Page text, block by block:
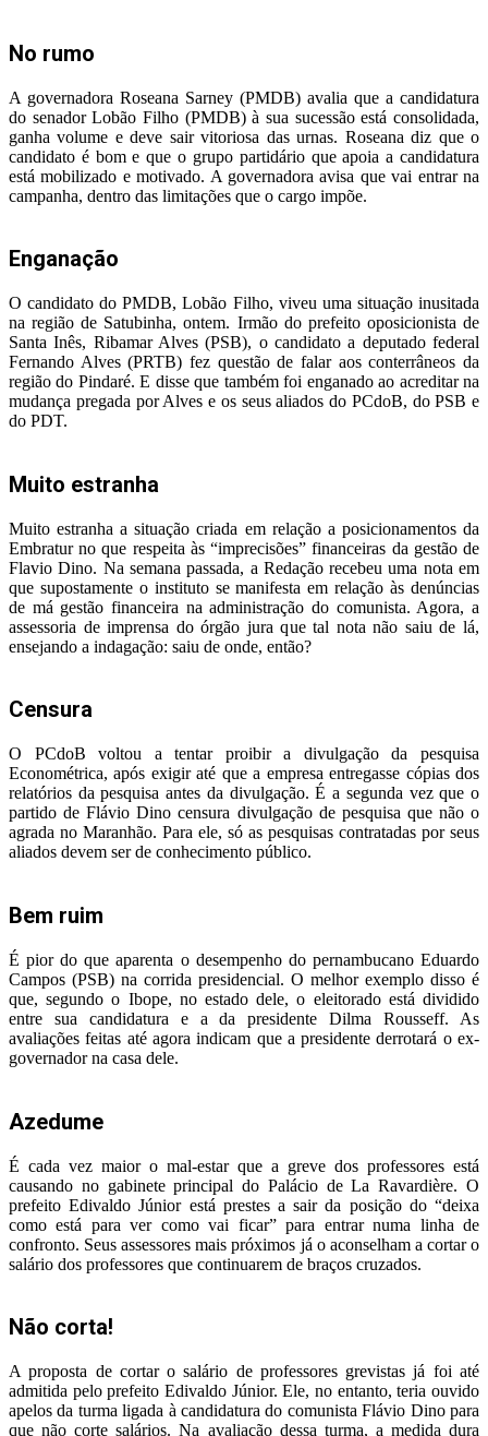
No rumo
A governadora Roseana Sarney (PMDB) avalia que a candidatura
do senador Lobão Filho (PMDB) à sua sucessão está consolidada,
ganha volume e deve sair vitoriosa das urnas. Roseana diz que o
candidato é bom e que o grupo partidário que apoia a candidatura
está mobilizado e motivado. A governadora avisa que vai entrar na
campanha, dentro das limitações que o cargo impõe.
Enganação
O candidato do PMDB, Lobão Filho, viveu uma situação inusitada
na região de Satubinha, ontem. Irmão do prefeito oposicionista de
Santa Inês, Ribamar Alves (PSB), o candidato a deputado federal
Fernando Alves (PRTB) fez questão de falar aos conterrâneos da
região do Pindaré. E disse que também foi enganado ao acreditar na
mudança pregada por Alves e os seus aliados do PCdoB, do PSB e
do PDT.
Muito estranha
Muito estranha a situação criada em relação a posicionamentos da
Embratur no que respeita às “imprecisões” financeiras da gestão de
Flavio Dino. Na semana passada, a Redação recebeu uma nota em
que supostamente o instituto se manifesta em relação às denúncias
de má gestão financeira na administração do comunista. Agora, a
assessoria de imprensa do órgão jura que tal nota não saiu de lá,
ensejando a indagação: saiu de onde, então?
Censura
O PCdoB voltou a tentar proibir a divulgação da pesquisa
Econométrica, após exigir até que a empresa entregasse cópias dos
relatórios da pesquisa antes da divulgação. É a segunda vez que o
partido de Flávio Dino censura divulgação de pesquisa que não o
agrada no Maranhão. Para ele, só as pesquisas contratadas por seus
aliados devem ser de conhecimento público.
Bem ruim
É pior do que aparenta o desempenho do pernambucano Eduardo
Campos (PSB) na corrida presidencial. O melhor exemplo disso é
que, segundo o Ibope, no estado dele, o eleitorado está dividido
entre sua candidatura e a da presidente Dilma Rousseff. As
avaliações feitas até agora indicam que a presidente derrotará o ex-
governador na casa dele.
Azedume
É cada vez maior o mal-estar que a greve dos professores está
causando no gabinete principal do Palácio de La Ravardière. O
prefeito Edivaldo Júnior está prestes a sair da posição do “deixa
como está para ver como vai ficar” para entrar numa linha de
confronto. Seus assessores mais próximos já o aconselham a cortar o
salário dos professores que continuarem de braços cruzados.
Não corta!
A proposta de cortar o salário de professores grevistas já foi até
admitida pelo prefeito Edivaldo Júnior. Ele, no entanto, teria ouvido
apelos da turma ligada à candidatura do comunista Flávio Dino para
que não corte salários. Na avaliação dessa turma, a medida dura